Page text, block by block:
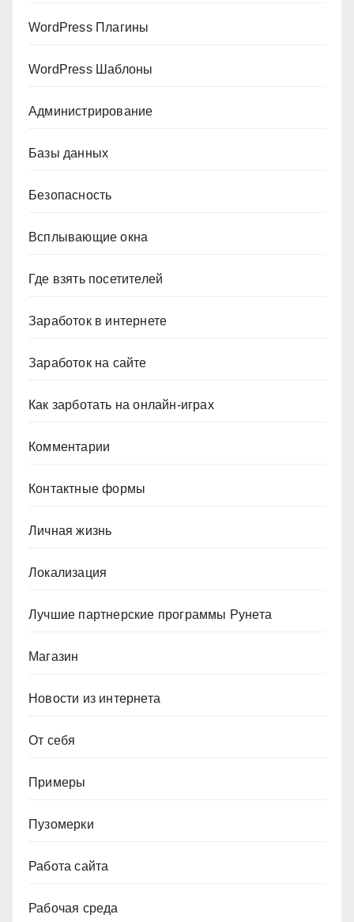
WordPress Плагины
WordPress Шаблоны
Администрирование
Базы данных
Безопасность
Всплывающие окна
Где взять посетителей
Заработок в интернете
Заработок на сайте
Как зарботать на онлайн-играх
Комментарии
Контактные формы
Личная жизнь
Локализация
Лучшие партнерские программы Рунета
Магазин
Новости из интернета
От себя
Примеры
Пузомерки
Работа сайта
Рабочая среда